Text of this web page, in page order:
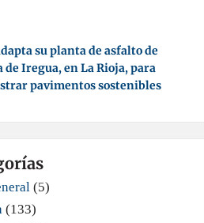
su planta de asfalto de
de Iregua, en La Rioja, para
pavimentos sostenibles
(5)
(133)